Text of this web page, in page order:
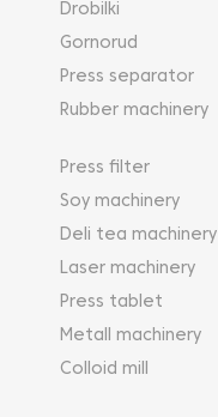
Drobilki
Gornorud
Press separator
Rubber machinery
Press filter
Soy machinery
Deli tea machinery
Laser machinery
Press tablet
Metall machinery
Colloid mill